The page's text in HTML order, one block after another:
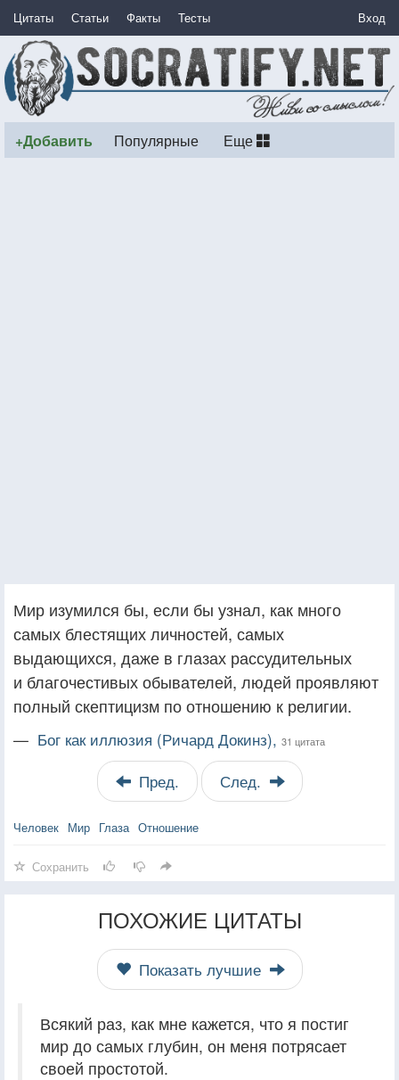
Цитаты Статьи Факты Тесты Вход
+Добавить Популярные Еще
Мир изумился бы, если бы узнал, как много
самых блестящих личностей, самых
выдающихся, даже в глазах рассудительных
и благочестивых обывателей, людей проявляют
полный скептицизм по отношению к религии.
— Бог как иллюзия (Ричард Докинз), 31 цитата
Пред. След.
Человек Мир Глаза Отношение
Сохранить
ПОХОЖИЕ ЦИТАТЫ
Показать лучшие
Всякий раз, как мне кажется, что я постиг
мир до самых глубин, он меня потрясает
своей простотой.